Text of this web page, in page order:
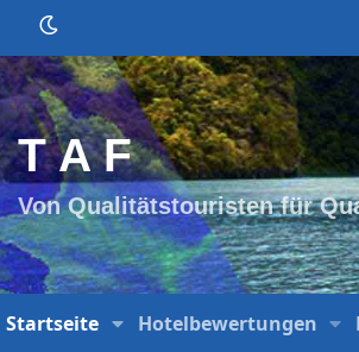
T A F
Von Qualitätstouristen für
Startseite Hotelbewertungen